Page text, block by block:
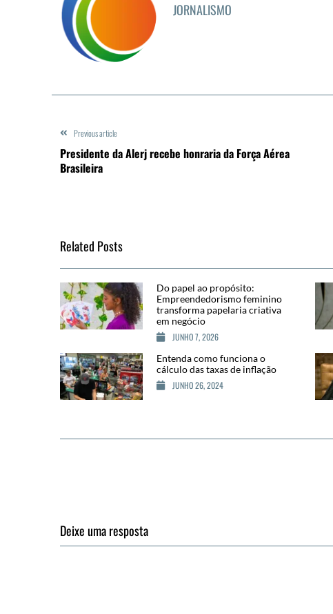
JORNALISMO
Previous article
Presidente da Alerj recebe honraria da Força Aérea
Brasileira
Related Posts
Do papel ao propósito:
Empreendedorismo feminino
transforma papelaria criativa
em negócio
JUNHO 7, 2026
Entenda como funciona o
cálculo das taxas de inflação
JUNHO 26, 2024
Deixe uma resposta